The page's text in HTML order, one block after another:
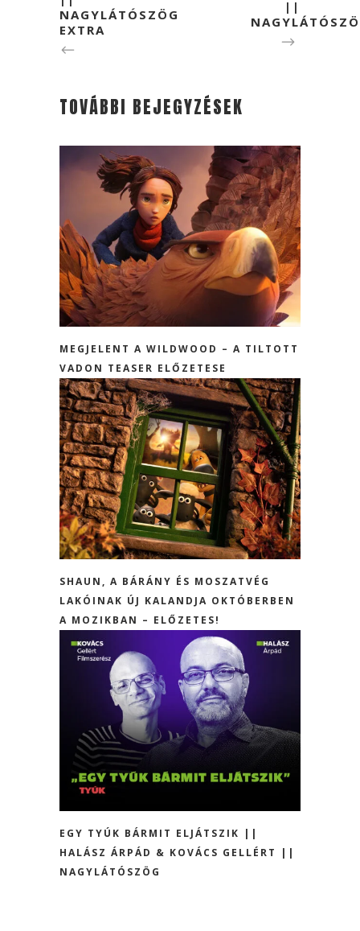
NAGYLÁTÓSZÖG
EXTRA
||
TOVÁBBI BEJEGYZÉSEK
MEGJELENT A WILDWOOD – A TILTOTT
VADON TEASER ELŐZETESE
SHAUN, A BÁRÁNY ÉS MOSZATVÉG
LAKÓINAK ÚJ KALANDJA OKTÓBERBEN
A MOZIKBAN – ELŐZETES!
EGY TYÚK BÁRMIT ELJÁTSZIK ||
HALÁSZ ÁRPÁD & KOVÁCS GELLÉRT ||
NAGYLÁTÓSZÖG